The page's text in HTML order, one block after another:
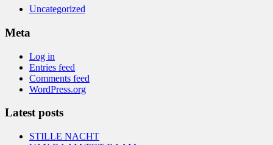
Uncategorized
Meta
Log in
Entries feed
Comments feed
WordPress.org
Latest posts
STILLE NACHT